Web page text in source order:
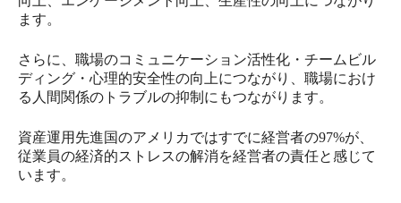
ます。
さらに、職場のコミュニケーション活性化・チームビル
ディング・心理的安全性の向上につながり、職場におけ
る人間関係のトラブルの抑制にもつながります。
資産運用先進国のアメリカではすでに経営者の97%が、
従業員の経済的ストレスの解消を経営者の責任と感じて
います。